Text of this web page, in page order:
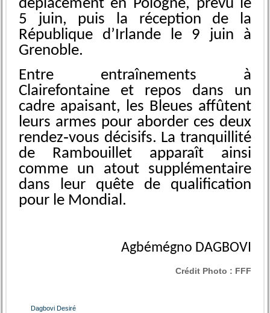
déplacement en Pologne, prévu le
5 juin, puis la réception de la
République d’Irlande le 9 juin à
Grenoble.
Entre entraînements à
Clairefontaine et repos dans un
cadre apaisant, les Bleues affûtent
leurs armes pour aborder ces deux
rendez‑vous décisifs. La tranquillité
de Rambouillet apparaît ainsi
comme un atout supplémentaire
dans leur quête de qualification
pour le Mondial.
Agbémégno DAGBOVI
Crédit Photo : FFF
Dagbovi Desiré